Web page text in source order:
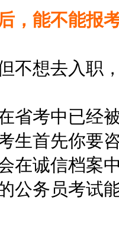
，能不能报
想去入职，
考中已经被
生首先你要
在诚信档案
公务员考试